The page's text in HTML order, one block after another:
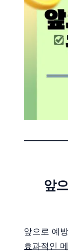
앞
앞으로 예
효과적인